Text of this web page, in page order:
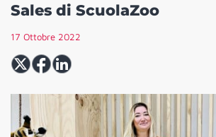
Sales di ScuolaZoo
17 Ottobre 2022